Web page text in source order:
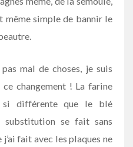
même simple de bannir le
mal de choses, je suis
changement ! La farine
si différente que le blé
se fait sans
fait avec les plaques ne